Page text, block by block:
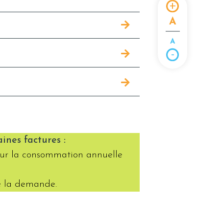
A
A
factures :
la consommation annuelle
la demande.